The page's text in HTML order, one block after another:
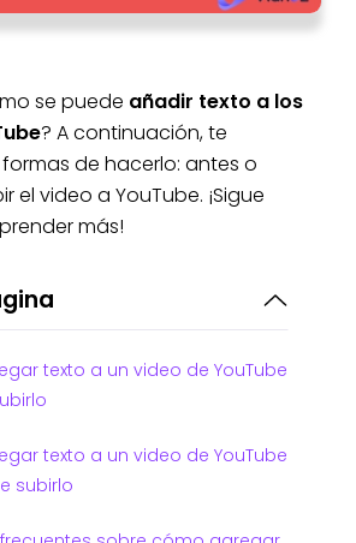
se puede añadir texto a los
? A continuación, te
de hacerlo: antes o
el video a YouTube. ¡Sigue
más!
texto a un video de YouTube
texto a un video de YouTube
subirlo